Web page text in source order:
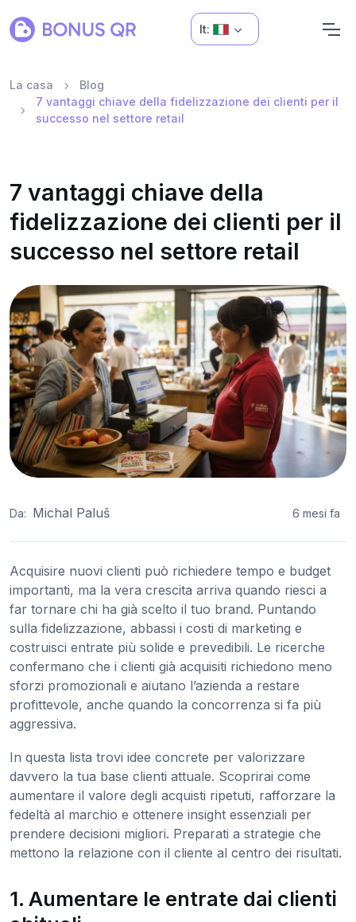
It:
La casa
Blog
7 vantaggi chiave della fidelizzazione dei clienti per il
successo nel settore retail
7 vantaggi chiave della
fidelizzazione dei clienti per il
successo nel settore retail
Da: Michal Paluš 6 mesi fa
Acquisire nuovi clienti può richiedere tempo e budget
importanti, ma la vera crescita arriva quando riesci a
far tornare chi ha già scelto il tuo brand. Puntando
sulla fidelizzazione, abbassi i costi di marketing e
costruisci entrate più solide e prevedibili. Le ricerche
confermano che i clienti già acquisiti richiedono meno
sforzi promozionali e aiutano l’azienda a restare
profittevole, anche quando la concorrenza si fa più
aggressiva.
In questa lista trovi idee concrete per valorizzare
davvero la tua base clienti attuale. Scoprirai come
aumentare il valore degli acquisti ripetuti, rafforzare la
fedeltà al marchio e ottenere insight essenziali per
prendere decisioni migliori. Preparati a strategie che
mettono la relazione con il cliente al centro dei risultati.
1. Aumentare le entrate dai clienti